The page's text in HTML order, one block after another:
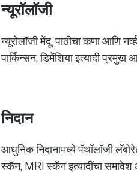
न्यूरॉलॉजी
न्यूरोलॉजी मेंदू, पाठीचा कणा आणि
पार्किन्सन, डिमेंशिया इत्यादी
निदान
आधुनिक निदानामध्ये पॅथॉलॉजी
स्कॅन, MRI स्कॅन इत्यादींचा